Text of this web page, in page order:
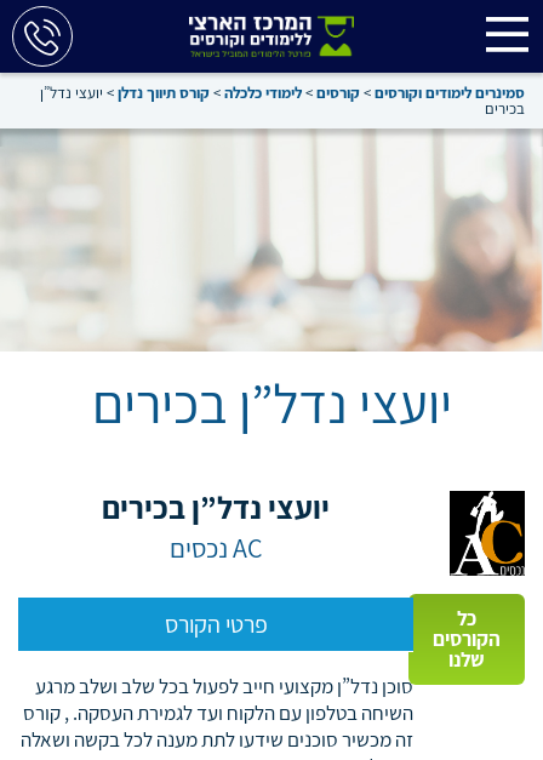
סמינרים לימודים וקורסים>קורסים>לימודי כלכלה>קורס תיווך נדלן> יועצי נדל”ן
בכירים
יועצי נדל”ן בכירים
כל
הקורסים
שלנו
יועצי נדל”ן בכירים
AC נכסים
פרטי הקורס
סוכן נדל”ן מקצועי חייב לפעול בכל שלב ושלב מרגע
השיחה בטלפון עם הלקוח ועד לגמירת העסקה. , קורס
זה מכשיר סוכנים שידעו לתת מענה לכל בקשה ושאלה